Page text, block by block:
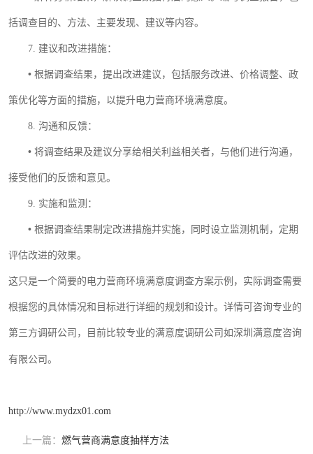
括调查目的、方法、主要发现、建议等内容。
7. 建议和改进措施：
• 根据调查结果，提出改进建议，包括服务改进、价格调整、政
策优化等方面的措施，以提升电力营商环境满意度。
8. 沟通和反馈：
• 将调查结果及建议分享给相关利益相关者，与他们进行沟通，
接受他们的反馈和意见。
9. 实施和监测：
• 根据调查结果制定改进措施并实施，同时设立监测机制，定期
评估改进的效果。
这只是一个简要的电力营商环境满意度调查方案示例，实际调查需要
根据您的具体情况和目标进行详细的规划和设计。 详情可咨询专业的
第三方调研公司 ， 目前比较专业的满意度调研公司如深圳满意度咨询
有限公司。
http://www.mydzx01.com
上一篇： 燃气营商满意度抽样方法